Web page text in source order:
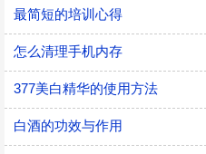
最简短的培训心得
怎么清理手机内存
377美白精华的使用方法
白酒的功效与作用